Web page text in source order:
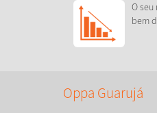
O seu
bem
Oppa Guarujá